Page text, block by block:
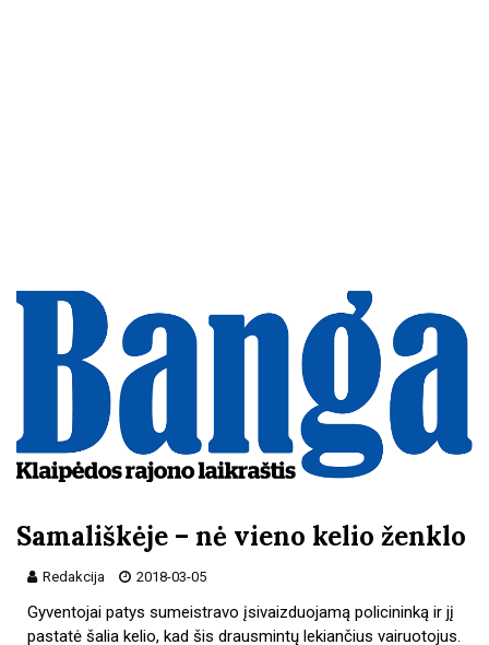
Samališkėje – nė vieno kelio ženklo
Redakcija 2018-03-05
Gyventojai patys sumeistravo įsivaizduojamą policininką ir jį
pastatė šalia kelio, kad šis drausmintų lekiančius vairuotojus.